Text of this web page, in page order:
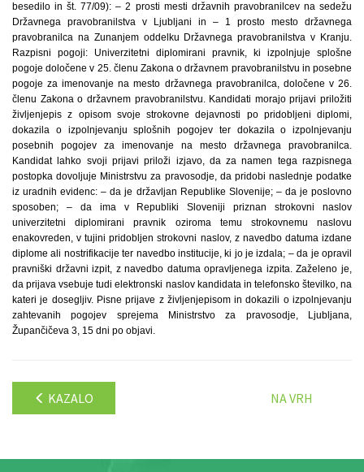
besedilo in št. 77/09): – 2 prosti mesti državnih pravobranilcev na sedežu
Državnega pravobranilstva v Ljubljani in – 1 prosto mesto državnega
pravobranilca na Zunanjem oddelku Državnega pravobranilstva v Kranju.
Razpisni pogoji: Univerzitetni diplomirani pravnik, ki izpolnjuje splošne
pogoje določene v 25. členu Zakona o državnem pravobranilstvu in posebne
pogoje za imenovanje na mesto državnega pravobranilca, določene v 26.
členu Zakona o državnem pravobranilstvu. Kandidati morajo prijavi priložiti
življenjepis z opisom svoje strokovne dejavnosti po pridobljeni diplomi,
dokazila o izpolnjevanju splošnih pogojev ter dokazila o izpolnjevanju
posebnih pogojev za imenovanje na mesto državnega pravobranilca.
Kandidat lahko svoji prijavi priloži izjavo, da za namen tega razpisnega
postopka dovoljuje Ministrstvu za pravosodje, da pridobi naslednje podatke
iz uradnih evidenc: – da je državljan Republike Slovenije; – da je poslovno
sposoben; – da ima v Republiki Sloveniji priznan strokovni naslov
univerzitetni diplomirani pravnik oziroma temu strokovnemu naslovu
enakovreden, v tujini pridobljen strokovni naslov, z navedbo datuma izdane
diplome ali nostrifikacije ter navedbo institucije, ki jo je izdala; – da je opravil
pravniški državni izpit, z navedbo datuma opravljenega izpita. Zaželeno je,
da prijava vsebuje tudi elektronski naslov kandidata in telefonsko številko, na
kateri je dosegljiv. Pisne prijave z življenjepisom in dokazili o izpolnjevanju
zahtevanih pogojev sprejema Ministrstvo za pravosodje, Ljubljana,
Župančičeva 3, 15 dni po objavi.
KAZALO NA VRH